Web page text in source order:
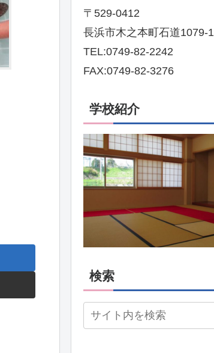
〒529-0412
長浜市木之本町石道1079-1
TEL:0749-82-2242
FAX:0749-82-3276
学校紹介
検索